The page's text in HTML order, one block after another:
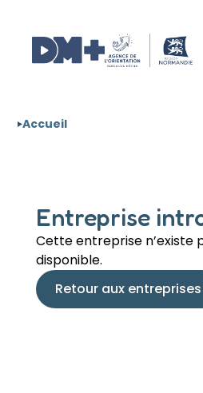
Accueil
Entreprise
Cette entreprise n’existe
disponible.
Retour aux entreprises